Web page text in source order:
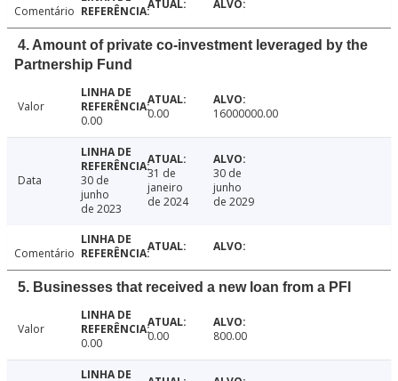
Comentário
4. Amount of private co-investment leveraged by the
Partnership Fund
Valor
0.00
0.00 16000000.00
Data
30 de
junho
de 2023
31 de
janeiro
de 2024
30 de
junho
de 2029
Comentário
5. Businesses that received a new loan from a PFI
Valor
0.00
0.00 800.00